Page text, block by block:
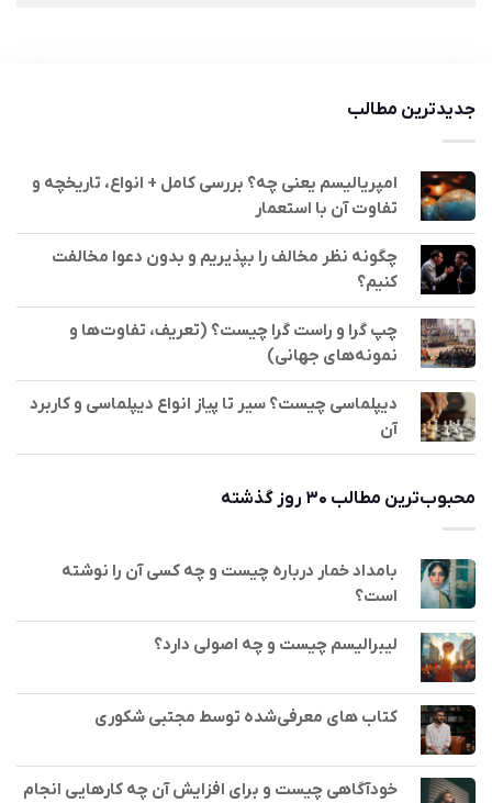
جدیدترین مطالب
امپریالیسم یعنی چه؟ بررسی کامل + انواع، تاریخچه و
تفاوت آن با استعمار
چگونه نظر مخالف را بپذیریم و بدون دعوا مخالفت
کنیم؟
چپ گرا و راست گرا چیست؟ (تعریف، تفاوت‌ها و
نمونه‌های جهانی)
دیپلماسی چیست؟ سیر تا پیاز انواع دیپلماسی و کاربرد
آن
محبوب‌ترین مطالب ۳۰ روز گذشته
بامداد خمار درباره چیست و چه کسی آن را نوشته
است؟
لیبرالیسم چیست و چه اصولی دارد؟
کتاب های معرفی‌شده توسط مجتبی شکوری
خودآگاهی چیست و برای افزایش آن چه کارهایی انجام